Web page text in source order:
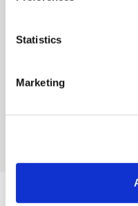
Statistics
Marketing
전통 공예 아오야마 스퀘어